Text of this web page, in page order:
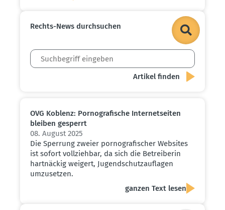
Rechts-News durch­suchen
OVG Koblenz: Porno­gra­fische Inter­net­seiten
bleiben gesperrt
08. August 2025
Die Sperrung zweier pornografischer Websites
ist sofort vollziehbar, da sich die Betreiberin
hartnäckig weigert, Jugendschutzauflagen
umzusetzen.
ganzen Text lesen